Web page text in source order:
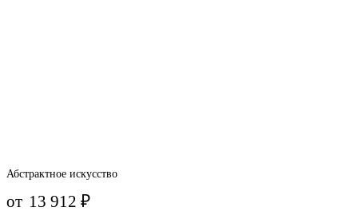
Абстрактное искусство
от 13 912₽